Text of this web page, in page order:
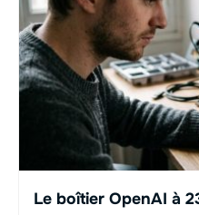
Le boîtier OpenAI à